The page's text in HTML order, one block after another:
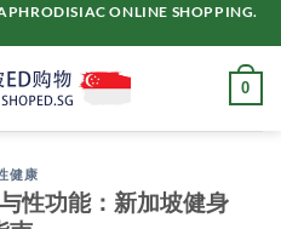
ONLINE SHOPPING.
0
健康
性功能：新加坡健身